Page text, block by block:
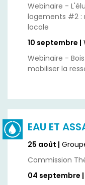
Webinaire -
logements #2
locale
10 septembre |
Webinaire -
mobiliser la
EAU ET
25 août |
Commission
04 septembre |